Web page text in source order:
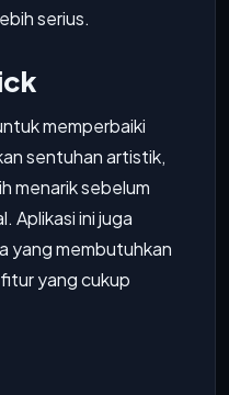
serius.
memperbaiki
sentuhan artistik,
menarik sebelum
Aplikasi ini juga
yang membutuhkan
yang cukup